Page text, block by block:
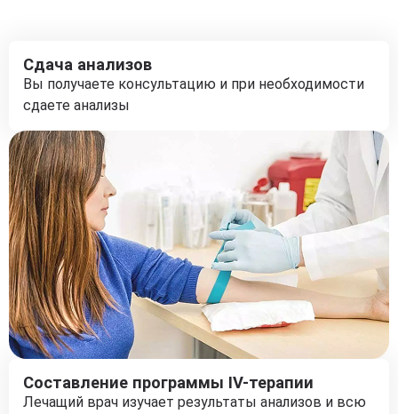
Сдача анализов
Вы получаете консультацию и при необходимости
сдаете анализы
Составление программы IV-терапии
Лечащий врач изучает результаты анализов и всю